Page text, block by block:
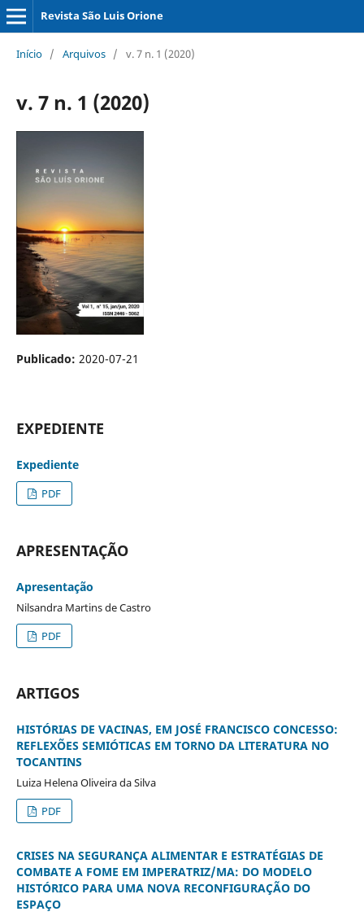
Revista São Luis Orione
Início / Arquivos / v. 7 n. 1 (2020)
v. 7 n. 1 (2020)
Publicado: 2020-07-21
EXPEDIENTE
Expediente
PDF
APRESENTAÇÃO
Apresentação
Nilsandra Martins de Castro
PDF
ARTIGOS
HISTÓRIAS DE VACINAS, EM JOSÉ FRANCISCO CONCESSO:
REFLEXÕES SEMIÓTICAS EM TORNO DA LITERATURA NO
TOCANTINS
Luiza Helena Oliveira da Silva
PDF
CRISES NA SEGURANÇA ALIMENTAR E ESTRATÉGIAS DE
COMBATE A FOME EM IMPERATRIZ/MA: DO MODELO
HISTÓRICO PARA UMA NOVA RECONFIGURAÇÃO DO
ESPAÇO